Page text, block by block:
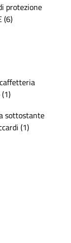
protezione
(6)
sottostante
(1)